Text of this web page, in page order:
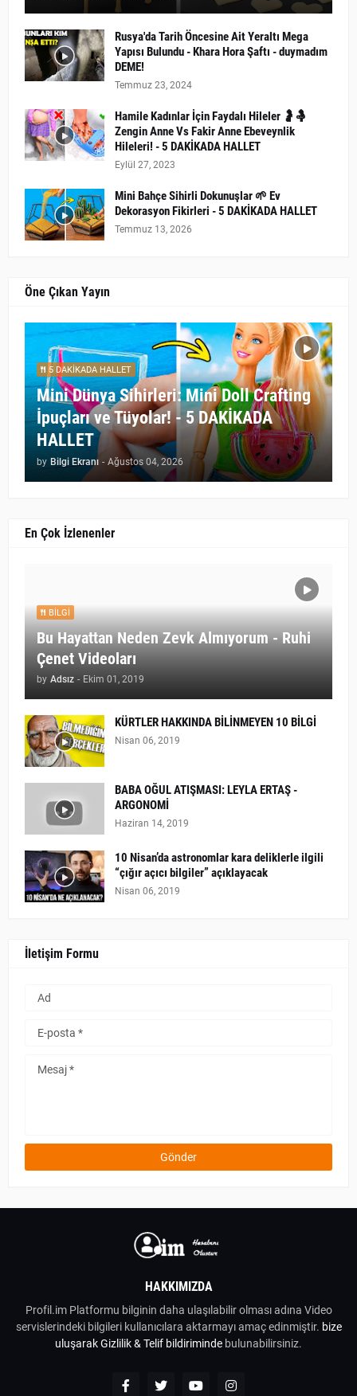
Rusya'da Tarih Öncesine Ait Yeraltı Mega
Yapısı Bulundu - Khara Hora Şaftı - duymadım
DEME!
Temmuz 23, 2024
Hamile Kadınlar İçin Faydalı Hileler 🤰🤱
Zengin Anne Vs Fakir Anne Ebeveynlik
Hileleri! - 5 DAKİKADA HALLET
Eylül 27, 2023
Mini Bahçe Sihirli Dokunuşlar 🌱 Ev
Dekorasyon Fikirleri - 5 DAKİKADA HALLET
Temmuz 13, 2026
Öne Çıkan Yayın
5 DAKİKADA HALLET
Mini Dünya Sihirleri: Mini Doll Crafting
İpuçları ve Tüyolar! - 5 DAKİKADA
HALLET
by Bilgi Ekranı - Ağustos 04, 2026
En Çok İzlenenler
BILGI
Bu Hayattan Neden Zevk Almıyorum - Ruhi
Çenet Videoları
by Adsız - Ekim 01, 2019
KÜRTLER HAKKINDA BİLİNMEYEN 10 BİLGİ
Nisan 06, 2019
BABA OĞUL ATIŞMASI: LEYLA ERTAŞ -
ARGONOMİ
Haziran 14, 2019
10 Nisan’da astronomlar kara deliklerle ilgili
“çığır açıcı bilgiler” açıklayacak
Nisan 06, 2019
İletişim Formu
HAKKIMIZDA
Profil.im Platformu bilginin daha ulaşılabilir olması adına Video
servislerindeki bilgileri kullanıcılara aktarmayı amaç edinmiştir. bize
uluşarakGizlilik & Telif bildiriminde bulunabilirsiniz.